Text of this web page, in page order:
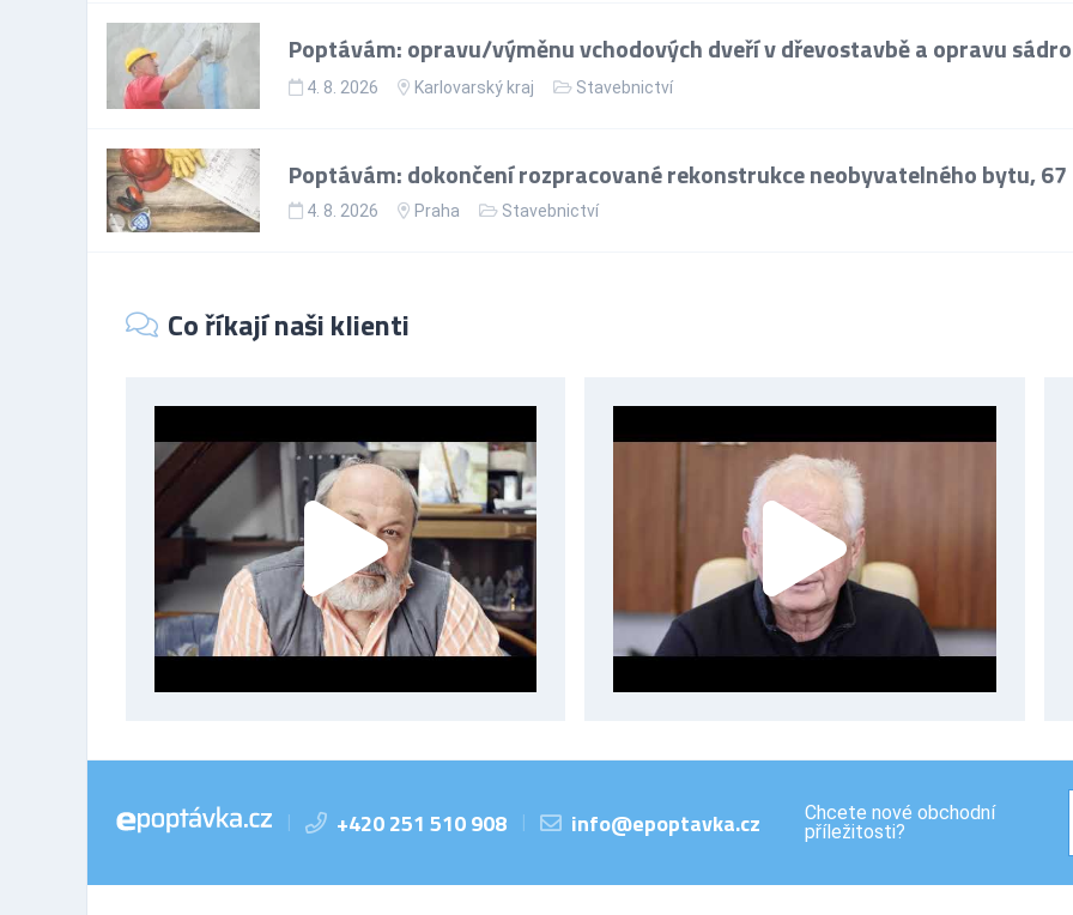
Poptávám: opravu/výměnu vchodových dveří v dřevostavbě a opravu
4. 8. 2026 Karlovarský kraj Stavebnictví
Poptávám: dokončení rozpracované rekonstrukce neobyvatelného bytu, 67
4. 8. 2026 Praha Stavebnictví
Co říkají naši klienti
| +420 251 510 908 | info@epoptavka.cz
Chcete nové obchodní
příležitosti?